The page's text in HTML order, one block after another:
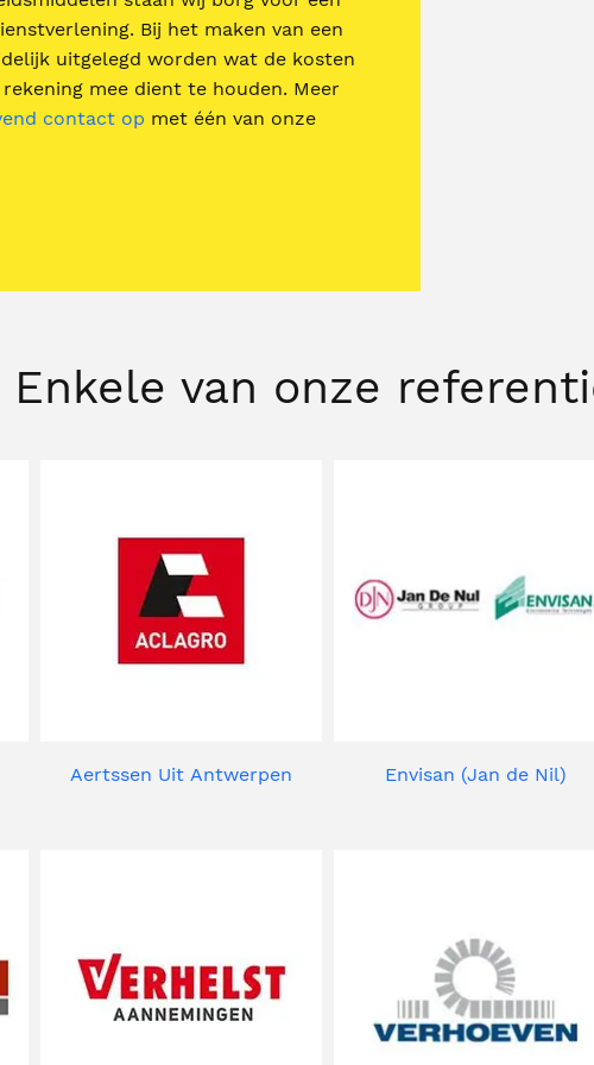
Bij het maken van een
uitgelegd worden wat de kosten
mee dient te houden. Meer
contact op met één van onze
Enkele van onze
Aertssen Uit Antwerpen Envisan (Jan de Nil)